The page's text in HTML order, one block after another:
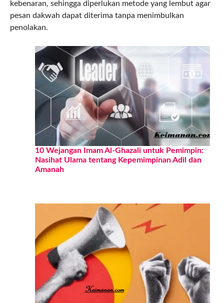
kebenaran, sehingga diperlukan metode yang lembut agar
pesan dakwah dapat diterima tanpa menimbulkan
penolakan.
10 Wejangan Imam Al-Ghazali untuk Pemimpin:
Nasihat Ulama tentang Kepemimpinan Adil dan
Amanah